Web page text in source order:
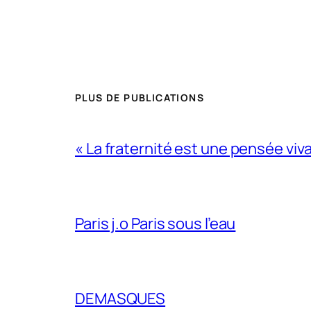
PLUS DE PUBLICATIONS
« La fraternité est une pensée
Paris j.o Paris sous l’eau
DEMASQUES